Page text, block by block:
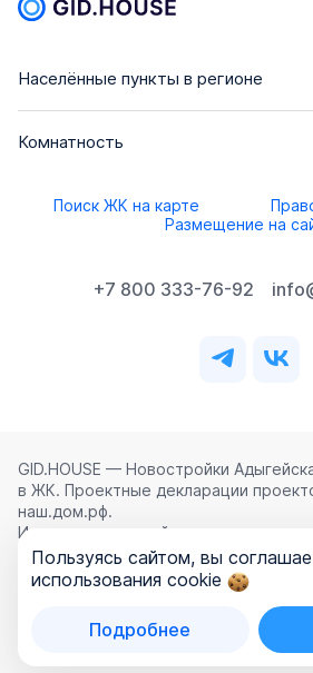
Населённые пункты в регионе
Комнатность
Поиск ЖК на карте
Размещение на
+7 800 333-76-92
GID.HOUSE — Новостройки
в ЖК. Проектные декларации
наш.дом.рф.
Использование сайта означает
соглашением ,Политикой
Политикой обработки персональных
ООО «ГИД.ХАУЗ»
Пользуясь сайтом, вы
использования cookie
Подробнее